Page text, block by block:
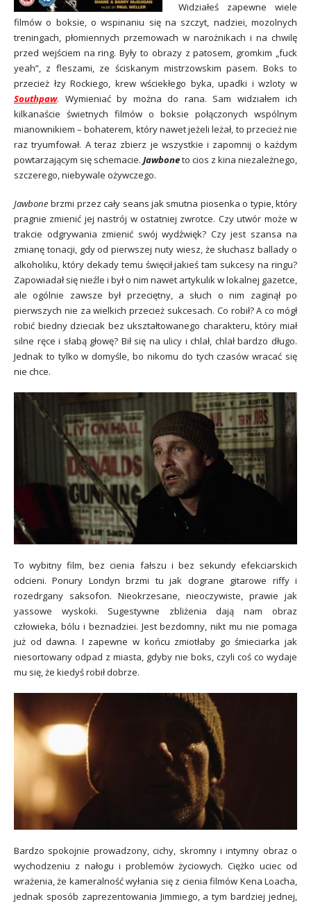
Widziałeś zapewne wiele
filmów o boksie, o wspinaniu się na szczyt, nadziei, mozolnych
treningach, płomiennych przemowach w narożnikach i na chwilę
przed wejściem na ring. Były to obrazy z patosem, gromkim „fuck
yeah”, z fleszami, ze ściskanym mistrzowskim pasem. Boks to
przecież łzy Rockiego, krew wściekłego byka, upadki i wzloty w
Southpaw. Wymieniać by można do rana. Sam widziałem ich
kilkanaście świetnych filmów o boksie połączonych wspólnym
mianownikiem – bohaterem, który nawet jeżeli leżał, to przecież nie
raz tryumfował. A teraz zbierz je wszystkie i zapomnij o każdym
powtarzającym się schemacie. Jawboneto cios z kina niezależnego,
szczerego, niebywale ożywczego.
Jawbone brzmi przez cały seans jak smutna piosenka o typie, który
pragnie zmienić jej nastrój w ostatniej zwrotce. Czy utwór może w
trakcie odgrywania zmienić swój wydźwięk? Czy jest szansa na
zmianę tonacji, gdy od pierwszej nuty wiesz, że słuchasz ballady o
alkoholiku, który dekady temu święcił jakieś tam sukcesy na ringu?
Zapowiadał się nieźle i był o nim nawet artykulik w lokalnej gazetce,
ale ogólnie zawsze był przeciętny, a słuch o nim zaginął po
pierwszych nie za wielkich przecież sukcesach. Co robił? A co mógł
robić biedny dzieciak bez ukształtowanego charakteru, który miał
silne ręce i słabą głowę? Bił się na ulicy i chlał, chlał bardzo długo.
Jednak to tylko w domyśle, bo nikomu do tych czasów wracać się
nie chce.
To wybitny film, bez cienia fałszu i bez sekundy efekciarskich
odcieni. Ponury Londyn brzmi tu jak dograne gitarowe riffy i
rozedrgany saksofon. Nieokrzesane, nieoczywiste, prawie jak
yassowe wyskoki. Sugestywne zbliżenia dają nam obraz
człowieka, bólu i beznadziei. Jest bezdomny, nikt mu nie pomaga
już od dawna. I zapewne w końcu zmiotłaby go śmieciarka jak
niesortowany odpad z miasta, gdyby nie boks, czyli coś co wydaje
mu się, że kiedyś robił dobrze.
Bardzo spokojnie prowadzony, cichy, skromny i intymny obraz o
wychodzeniu z nałogu i problemów życiowych. Ciężko uciec od
wrażenia, że kameralność wyłania się z cienia filmów Kena Loacha,
jednak sposób zaprezentowania Jimmiego, a tym bardziej jednej,